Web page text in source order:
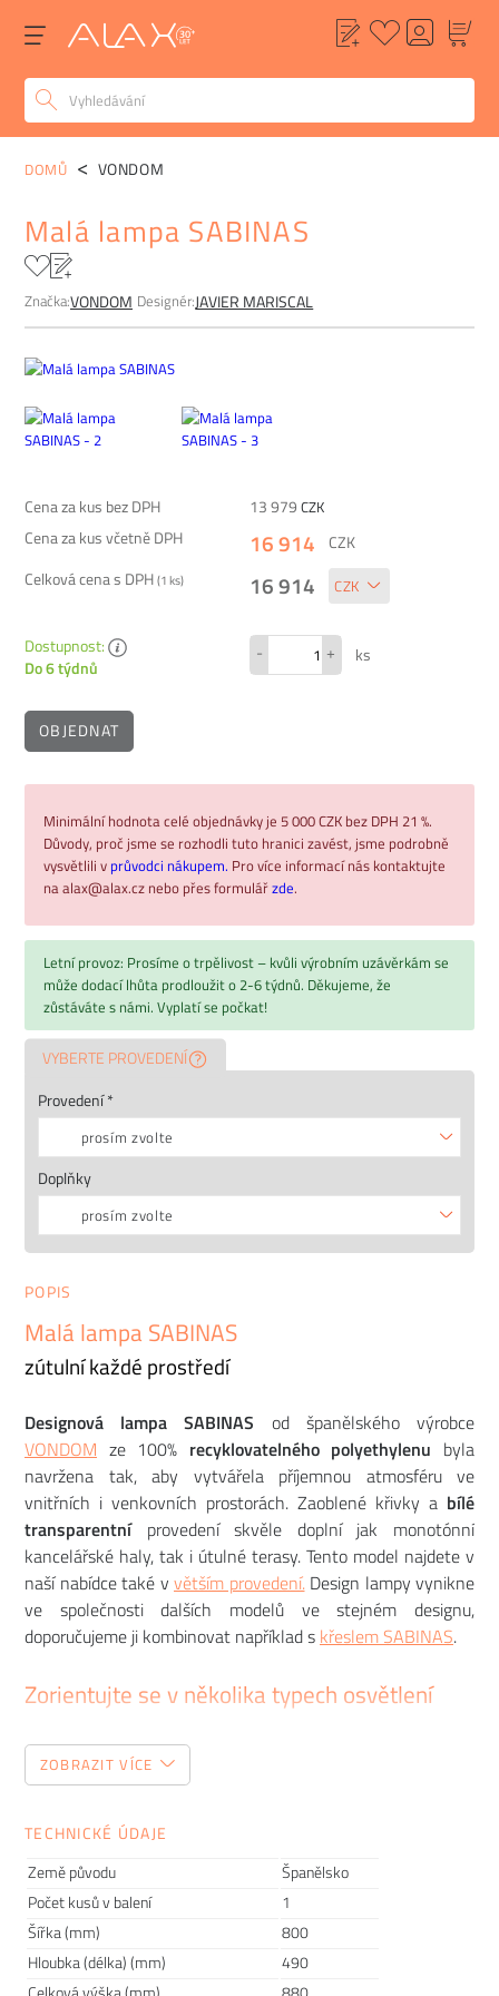
POPIS ALTERNATIVY
DOMŮ VONDOM
Malá lampa SABINAS
Značka:VONDOM Designér:JAVIER MARISCAL
Cena za kus bez DPH 13 979 CZK
Cena za kus včetně DPH
16 914
CZK
Celková cena s DPH(1ks) 16 914
Dostupnost:
Do 6 týdnů
- + ks
OBJEDNAT
Minimální hodnota celé objednávky je 5 000 CZK bez DPH 21 %.
Důvody, proč jsme se rozhodli tuto hranici zavést, jsme podrobně
vysvětlili v průvodci nákupem. Pro více informací nás kontaktujte
na alax@alax.cz nebo přes formulářzde.
Letní provoz: Prosíme o trpělivost – kvůli výrobním uzávěrkám se
může dodací lhůta prodloužit o 2-6 týdnů. Děkujeme, že
zůstáváte s námi. Vyplatí se počkat!
VYBERTE PROVEDENÍ
Provedení *
prosím zvolte
Doplňky
prosím zvolte
POPIS
Malá lampa SABINAS
zútulní každé prostředí
Designová lampa SABINAS od španělského výrobce
VONDOM ze 100% recyklovatelného polyethylenu byla
navržena tak, aby vytvářela příjemnou atmosféru ve
vnitřních i venkovních prostorách. Zaoblené křivky a bílé
transparentní provedení skvěle doplní jak monotónní
kancelářské haly, tak i útulné terasy. Tento model najdete v
naší nabídce také v větším provedení.Design lampy vynikne
ve společnosti dalších modelů ve stejném designu,
doporučujeme ji kombinovat například s křeslem SABINAS.
Zorientujte se v několika typech osvětlení
Všechny dostupné varianty naleznete v konfigurátoru viz
Provedení - svítící varianta. Vybírat můžete mezi klasickým
ovladačem na změnu barev. Možnost přikoupit praktický
ovladač najdete v doplňcích.
WHITE LED
Vnitřní jednoduchá světelná LED jednotka bílé barvy
zahrnuje dálkové ovládání. Provedení plastu produktu je v
ZOBRAZIT VÍCE
TECHNICKÉ ÚDAJE
Země původu
Španělsko
Počet kusů v balení
1
Šířka (mm)
800
Hloubka (délka) (mm)
490